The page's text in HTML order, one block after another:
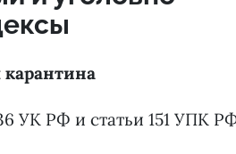
УК РФ и статьи 151 УПК